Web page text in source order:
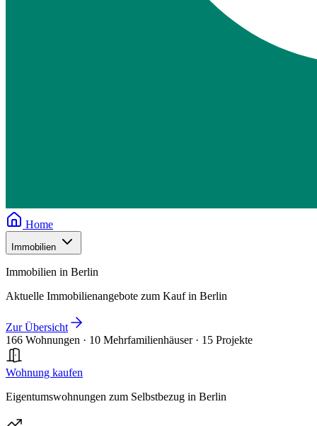
Home
Immobilien
Immobilien in Berlin
Aktuelle Immobilienangebote zum Kauf in Berlin
Zur Übersicht
166 Wohnungen · 10 Mehrfamilienhäuser · 15 Projekte
Wohnung kaufen
Eigentumswohnungen zum Selbstbezug in Berlin